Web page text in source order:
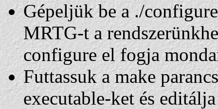
Gépeljük be a ./
MRTG-t a
configure el fogja
Futtassuk a make
executable-ket és